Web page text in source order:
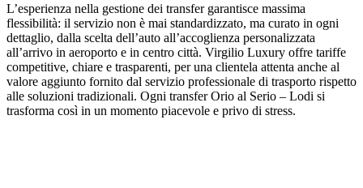
L’esperienza nella gestione dei transfer garantisce massima
flessibilità: il servizio non è mai standardizzato, ma curato in ogni
dettaglio, dalla scelta dell’auto all’accoglienza personalizzata
all’arrivo in aeroporto e in centro città. Virgilio Luxury offre tariffe
competitive, chiare e trasparenti, per una clientela attenta anche al
valore aggiunto fornito dal servizio professionale di trasporto rispetto
alle soluzioni tradizionali. Ogni transfer Orio al Serio – Lodi si
trasforma così in un momento piacevole e privo di stress.